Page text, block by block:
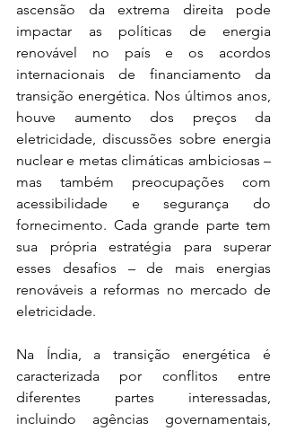
ascensão da extrema direita pode
impactar as políticas de energia
renovável no país e os acordos
internacionais de financiamento da
transição energética. Nos últimos anos,
houve aumento dos preços da
eletricidade, discussões sobre energia
nuclear e metas climáticas ambiciosas –
mas também preocupações com
acessibilidade e segurança do
fornecimento. Cada grande parte tem
sua própria estratégia para superar
esses desafios – de mais energias
renováveis a reformas no mercado de
eletricidade.
Na Índia, a transição energética é
caracterizada por conflitos entre
diferentes partes interessadas,
incluindo agências governamentais,